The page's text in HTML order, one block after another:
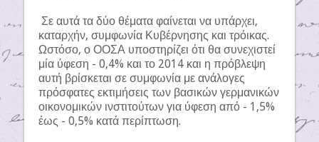
Σε αυτά τα δύο θέματα φαίνεται να υπάρχει,
καταρχήν, συμφωνία Κυβέρνησης και τρόικας.
Ωστόσο, ο ΟΟΣΑ υποστηρίζει ότι θα συνεχιστεί
μία ύφεση - 0,4% και το 2014 και η πρόβλεψη
αυτή βρίσκεται σε συμφωνία με ανάλογες
πρόσφατες εκτιμήσεις των βασικών γερμανικών
οικονομικών ινστιτούτων για ύφεση από - 1,5%
έως - 0,5% κατά περίπτωση.